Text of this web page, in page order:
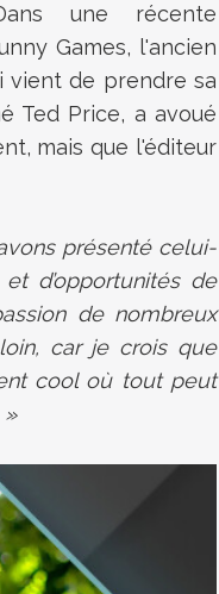
une récente
Games, l'ancien
vient de prendre sa
Ted Price, a avoué
mais que l'éditeur
présenté celui-
d’opportunités de
de nombreux
car je crois que
cool où tout peut
»